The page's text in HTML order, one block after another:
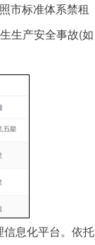
市标准体系禁租
生产安全事故(如
息化平台。依托